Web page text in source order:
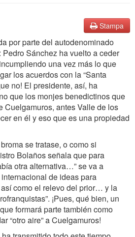
Stampa
por parte del autodenominado
Pedro Sánchez ha vuelto a ceder
una vez más lo que
los acuerdos con la “Santa
no! El presidente, así, ha
que los monjes benedictinos que
Cuelgamuros, antes Valle de los
en él y eso que es una propiedad
se tratase, o como si
Bolaños señala que para
otra alternativa…” se va a
de ideas para
como el relevo del prior… y la
¡Pues, qué bien, un
formará parte también como
“otro aire” a Cuelgamuros!